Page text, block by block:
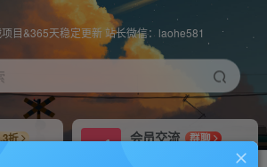
目&365天稳定更新 站长微信：laohe581
折
会员交流
群聊